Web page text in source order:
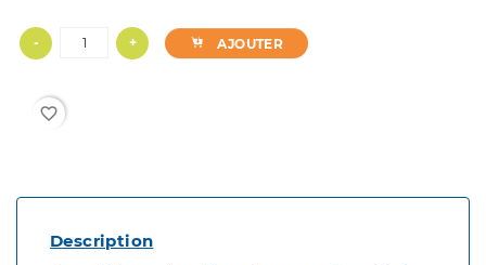
- + AJOUTER
favorite_border
Description